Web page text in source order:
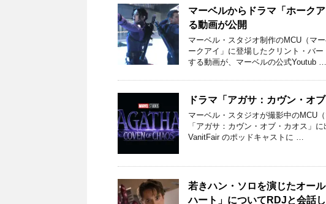
マーベルからドラマ「ホーク
る動画が公開
マーベル・スタジオ制作のMCU（マ
ークアイ」に登場したクリント・バ
する動画が、マーベルの公式Youtub …
ドラマ「アガサ：カヴン・オ
マーベル・スタジオが撮影中のMCU
「アガサ：カヴン・オブ・カオス」
VanitFair のポッドキャストに …
若きハン・ソロを演じたオー
ハート」についてRDJと会話